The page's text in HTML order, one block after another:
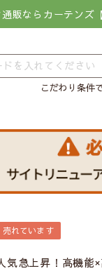
販ならカーテンズ
こだわり条件
売れています
気急上昇！高機能